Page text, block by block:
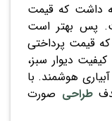
داشت که قیمت
پس بهتر است
قیمت پرداختی
دیوار سبز،
هوشمند. با
طراحی صورت